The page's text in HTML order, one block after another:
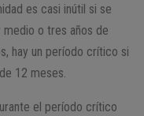
es casi inútil si se
medio o tres años de
hay un período crítico si
12 meses.
el período crítico